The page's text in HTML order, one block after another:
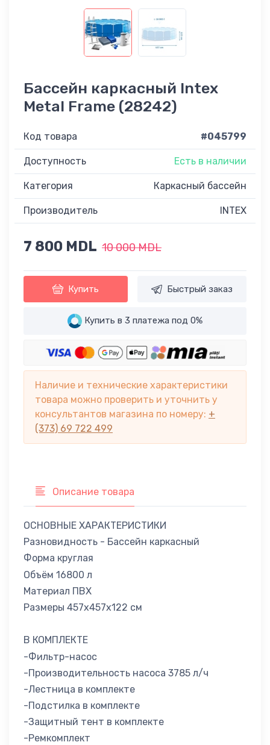
Бассейн каркасный Intex
Metal Frame (28242)
Код товара #045799
Доступность Есть в наличии
Категория Каркасный бассейн
Производитель INTEX
7 800 MDL 10 000 MDL
Купить Быстрый заказ
Купить в 3 платежа под 0%
Наличие и технические характеристики
товара можно проверить и уточнить у
консультантов магазина по номеру: +
(373) 69 722 499
Описание товара
ОСНОВНЫЕ ХАРАКТЕРИСТИКИ
Разновидность - Бассейн каркасный
Форма круглая
Объём 16800 л
Материал ПВХ
Размеры 457x457x122 см
В КОМПЛЕКТЕ
-Фильтр-насос
-Производительность насоса 3785 л/ч
-Лестница в комплекте
-Подстилка в комплекте
-Защитный тент в комплекте
-Ремкомплект